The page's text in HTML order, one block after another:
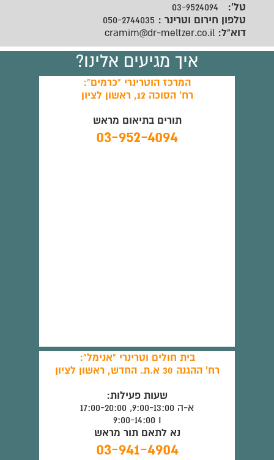
טל':
טלפון חירום וטרינר :
דוא"ל:cramim@dr-meltzer.co.il
איך מגיעים אלינו?
המרכז הוטרינרי "כרמים":
רח' הסוכה 12, ראשון לציון
תורים בתיאום מראש
03-952-4094
בית חולים וטרינרי "אנימל":
רח' ההגנה 30 א.ת. החדש, ראשון לציון
שעות פעילות:
א-ה 9:00-13:00, 17:00-20:00
ו 9:00-14:00
נא לתאם תור מראש
03-941-4904